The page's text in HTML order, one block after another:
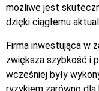
możliwe jest
dzięki ciągłemu
Firma inwestująca w
zwiększa szybkość i
wcześniej były
ryzykiem zarówno